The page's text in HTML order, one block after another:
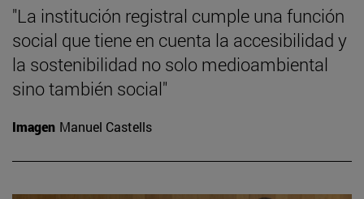
"La institución registral cumple una función
social que tiene en cuenta la accesibilidad y
la sostenibilidad no solo medioambiental
sino también social"
Imagen Manuel Castells